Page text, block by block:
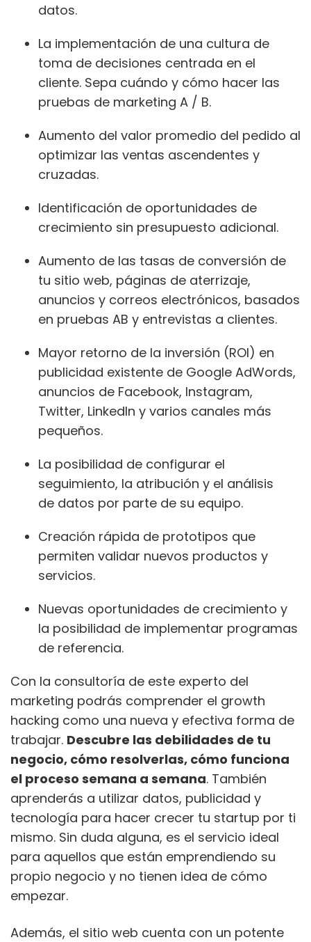
datos.
La implementación de una cultura de
toma de decisiones centrada en el
cliente. Sepa cuándo y cómo hacer las
pruebas de marketing A / B.
Aumento del valor promedio del pedido al
optimizar las ventas ascendentes y
cruzadas.
Identificación de oportunidades de
crecimiento sin presupuesto adicional.
Aumento de las tasas de conversión de
tu sitio web, páginas de aterrizaje,
anuncios y correos electrónicos, basados
​​en pruebas AB y entrevistas a clientes.
Mayor retorno de la inversión (ROI) en
publicidad existente de Google AdWords,
anuncios de Facebook, Instagram,
Twitter, LinkedIn y varios canales más
pequeños.
La posibilidad de configurar el
seguimiento, la atribución y el análisis
de datos por parte de su equipo.
Creación rápida de prototipos que
permiten validar nuevos productos y
servicios.
Nuevas oportunidades de crecimiento y
la posibilidad de implementar programas
de referencia.
Con la consultoría de este experto del
marketing podrás comprender el growth
hacking como una nueva y efectiva forma de
trabajar. Descubre las debilidades de tu
negocio, cómo resolverlas, cómo funciona
el proceso semana a semana. También
aprenderás a utilizar datos, publicidad y
tecnología para hacer crecer tu startup por ti
mismo. Sin duda alguna, es el servicio ideal
para aquellos que están emprendiendo su
propio negocio y no tienen idea de cómo
empezar.
Además, el sitio web cuenta con un potente